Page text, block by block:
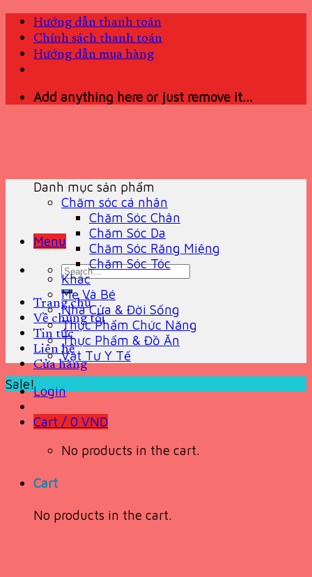
Skip
content
Hướng dẫn thanh toán
Chính sách thanh toán
Hướng dẫn mua hàng
Add anything here or just remove it...
Menu
Search
for:
Trang chủ
Về chúng tôi
Tin tức
Liên hệ
Cửa hàng
Login
Cart / 0 VND
No products in the cart.
Cart
No products in the cart.
Danh mục sản phẩm
Chăm sóc cá nhân
Chăm Sóc Chân
Chăm Sóc Da
Chăm Sóc Răng Miệng
Chăm Sóc Tóc
Khác
Mẹ Và Bé
Nhà Cửa & Đời Sống
Thực Phẩm Chức Năng
Thực Phẩm & Đồ Ăn
Vật Tư Y Tế
Sale!